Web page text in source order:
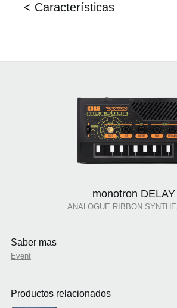
< Características
monotron DELAY
ANALOGUE RIBBON
Saber mas
Event
Productos relacionados